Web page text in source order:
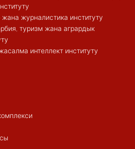
жана журналистика институту
туризм жана агрардык
интеллект институту